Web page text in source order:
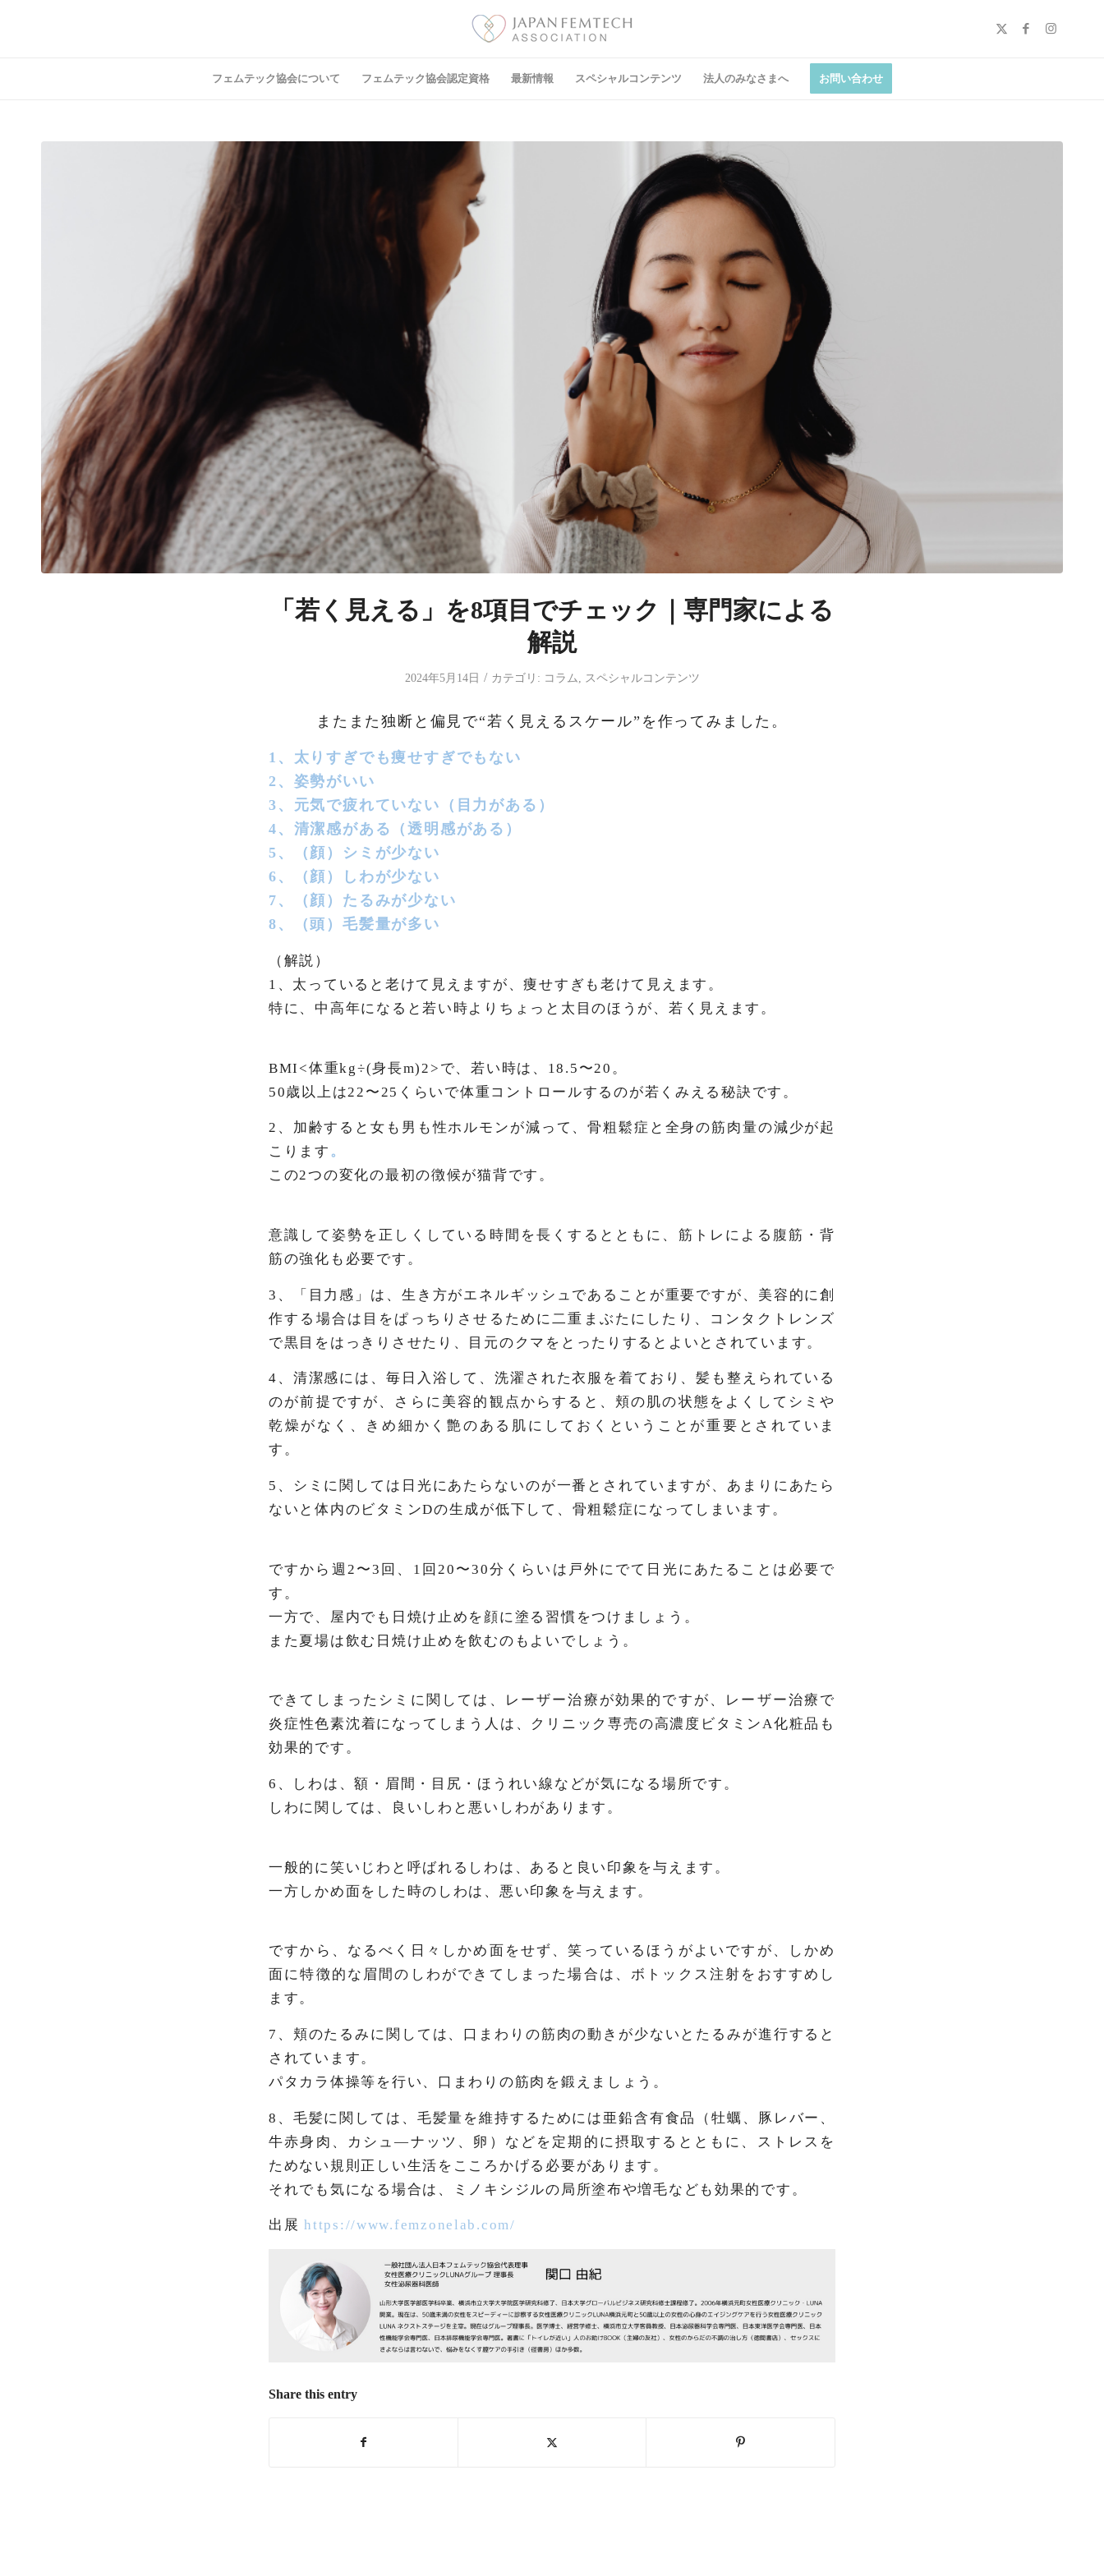
フェムテック協会について フェムテック協会認定資格 最新情報 スペシャルコンテンツ 法⼈のみなさまへ お問い合わせ
「若く見える」を8項目でチェック｜専門家による
解説
2024年5月14日 / カテゴリ: コラム, スペシャルコンテンツ
またまた独断と偏見で“若く見えるスケール”を作ってみました。
1、太りすぎでも痩せすぎでもない
2、姿勢がいい
3、元気で疲れていない（目力がある）
4、清潔感がある（透明感がある）
5、（顔）シミが少ない
6、（顔）しわが少ない
7、（顔）たるみが少ない
8、（頭）毛髪量が多い
（解説）
1、太っていると老けて見えますが、痩せすぎも老けて見えます。
特に、中高年になると若い時よりちょっと太目のほうが、若く見えます。
BMI<体重kg÷(身長m)2>で、若い時は、18.5〜20。
50歳以上は22〜25くらいで体重コントロールするのが若くみえる秘訣です。
2、加齢すると女も男も性ホルモンが減って、骨粗鬆症と全身の筋肉量の減少が起
こります 。
この2つの変化の最初の徴候が猫背です。
意識して姿勢を正しくしている時間を長くするとともに、筋トレによる腹筋・背
筋の強化も必要です。
3、「目力感」は、生き方がエネルギッシュであることが重要ですが、美容的に創
作する場合は目をぱっちりさせるために二重まぶたにしたり、コンタクトレンズ
で黒目をはっきりさせたり、目元のクマをとったりするとよいとされています。
4、清潔感には、毎日入浴して、洗濯された衣服を着ており、髪も整えられている
のが前提ですが、さらに美容的観点からすると、頬の肌の状態をよくしてシミや
乾燥がなく、きめ細かく艶のある肌にしておくということが重要とされていま
す。
5、シミに関しては日光にあたらないのが一番とされていますが、あまりにあたら
ないと体内のビタミンDの生成が低下して、骨粗鬆症になってしまいます。
ですから週2〜3回、1回20〜30分くらいは戸外にでて日光にあたることは必要で
す。
一方で、屋内でも日焼け止めを顔に塗る習慣をつけましょう。
また夏場は飲む日焼け止めを飲むのもよいでしょう。
できてしまったシミに関しては、レーザー治療が効果的ですが、レーザー治療で
炎症性色素沈着になってしまう人は、クリニック専売の高濃度ビタミンA化粧品も
効果的です。
6、しわは、額・眉間・目尻・ほうれい線などが気になる場所です。
しわに関しては、良いしわと悪いしわがあります。
一般的に笑いじわと呼ばれるしわは、あると良い印象を与えます。
一方しかめ面をした時のしわは、悪い印象を与えます。
ですから、なるべく日々しかめ面をせず、笑っているほうがよいですが、しかめ
面に特徴的な眉間のしわができてしまった場合は、ボトックス注射をおすすめし
ます。
7、頬のたるみに関しては、口まわりの筋肉の動きが少ないとたるみが進行すると
されています。
パタカラ体操等を行い、口まわりの筋肉を鍛えましょう。
8、毛髪に関しては、毛髪量を維持するためには亜鉛含有食品（牡蠣、豚レバー、
牛赤身肉、カシュ―ナッツ、卵）などを定期的に摂取するとともに、ストレスを
ためない規則正しい生活をこころかげる必要があります。
それでも気になる場合は、ミノキシジルの局所塗布や増毛なども効果的です。
出展https://www.femzonelab.com/
Share this entry